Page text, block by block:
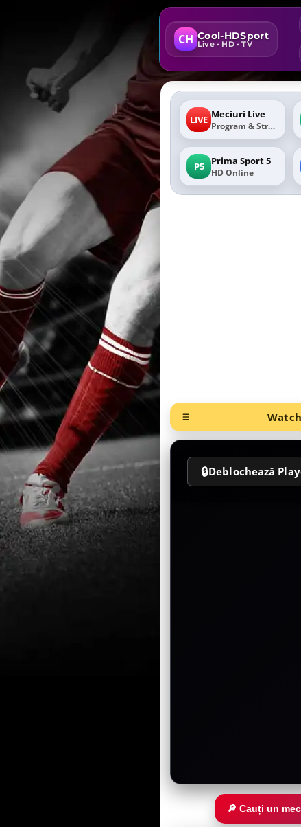
CH Cool-HDSport
Live • HD • TV
LIVE Meciuri Live
Program & Stream
P5 Prima Sport 5
HD Online
🔒Deblochează
🔎 Cauți un